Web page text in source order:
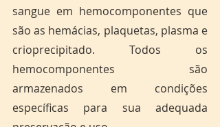
sangue em hemocomponentes que
são as hemácias, plaquetas, plasma e
crioprecipitado. Todos os
hemocomponentes são
armazenados em condições
específicas para sua adequada